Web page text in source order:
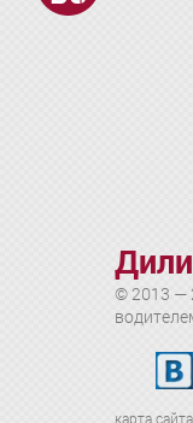
© 2013 —
карта сайта